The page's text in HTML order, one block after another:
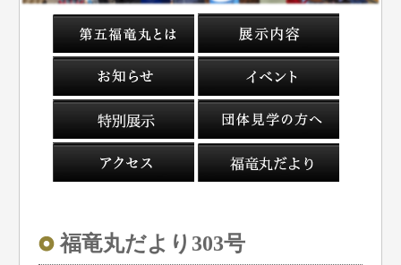
福竜丸だより303号